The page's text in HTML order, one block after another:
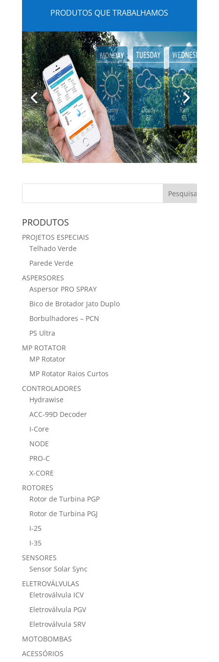
PRODUTOS QUE TRABALHAMOS
PRODUTOS
PROJETOS ESPECIAIS
Telhado Verde
Parede Verde
ASPERSORES
Aspersor PRO SPRAY
Bico de Brotador Jato Duplo
Borbulhadores – PCN
PS Ultra
MP ROTATOR
MP Rotator
MP Rotator Raios Curtos
CONTROLADORES
Hydrawise
ACC-99D Decoder
I-Core
NODE
PRO-C
X-CORE
ROTORES
Rotor de Turbina PGP
Rotor de Turbina PGJ
I-25
I-35
SENSORES
Sensor Solar Sync
ELETROVÁLVULAS
Eletroválvula ICV
Eletroválvula PGV
Eletroválvula SRV
MOTOBOMBAS
ACESSÓRIOS